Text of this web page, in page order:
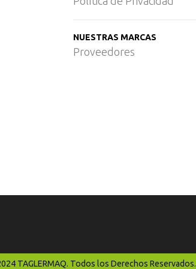
NUESTRAS MARCAS
Proveedores
TAGLERMAQ. Todos los Derechos Reservados.